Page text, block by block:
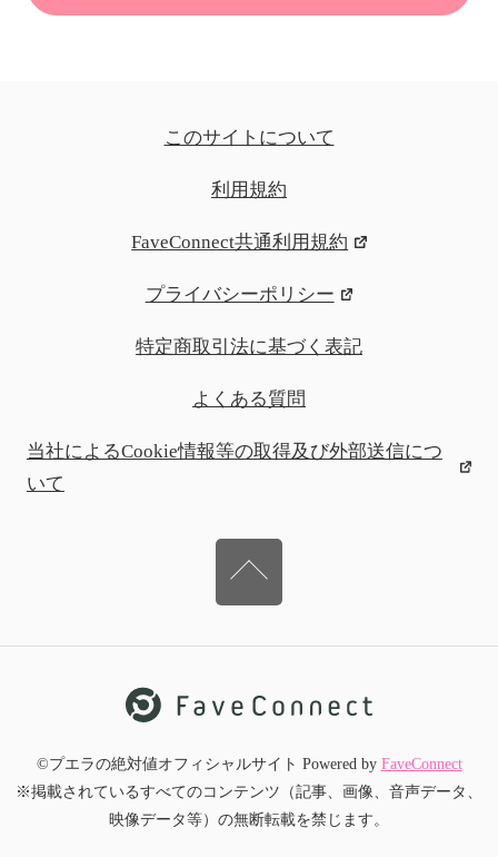
このサイトについて
利用規約
FaveConnect共通利用規約
プライバシーポリシー
特定商取引法に基づく表記
よくある質問
当社によるCookie情報等の取得及び外部送信につ
いて
©プエラの絶対値オフィシャルサイト Powered by FaveConnect
※掲載されているすべてのコンテンツ（記事、画像、音声データ、
映像データ等）の無断転載を禁じます。